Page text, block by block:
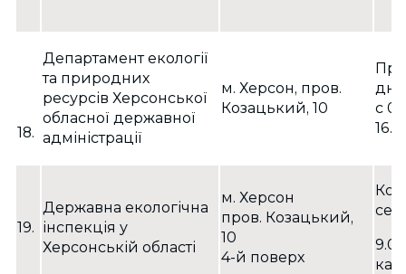
18.
Департамент екології
та природних
ресурсів Херсонської
обласної державної
адміністрації
м. Херсон, пров.
Козацький, 10
с
19.
Державна екологічна
інспекція у
Херсонській області
м. Херсон
пров. Козацький,
10
4-й поверх